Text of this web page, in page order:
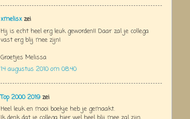
xmelisxzei
Hij is echt heel erg leuk geworden!! Daar zal je collega
vast erg blij mee zijn!
Groetjes Melissa
14 augustus 2010 om 08:40
Top 2000 2019zei
Heel leuk en mooi boekje heb je gemaakt.